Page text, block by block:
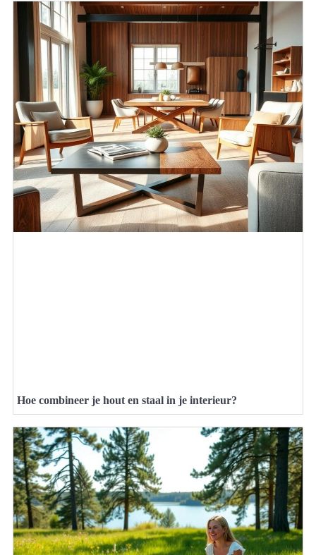
Hoe combineer je hout en staal in je interieur?